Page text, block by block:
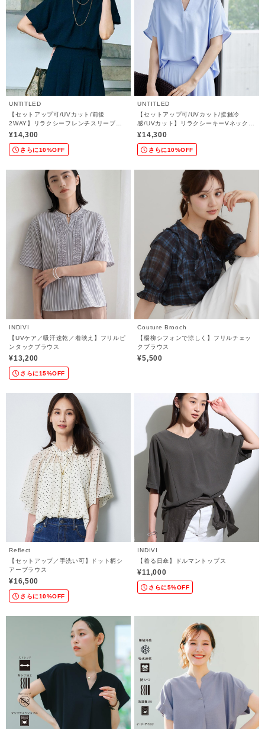
UNTITLED
【セットアップ可/UVカット/前後
2WAY】リラクシーフレンチスリーブブ
ラウス
¥14,300
さらに10%OFF
UNTITLED
【セットアップ可/UVカット/接触冷
感/UVカット】リラクシーキーVネックブ
ラウス
¥14,300
さらに10%OFF
INDIVI
【UVケア／吸汗速乾／着映え】フリルピ
ンタックブラウス
¥13,200
さらに15%OFF
Couture Brooch
【楊柳シフォンで涼しく】フリルチェッ
クブラウス
¥5,500
Reflect
【セットアップ／手洗い可】ドット柄シ
アーブラウス
¥16,500
さらに10%OFF
INDIVI
【着る日傘】ドルマントップス
¥11,000
さらに5%OFF